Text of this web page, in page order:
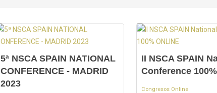
5ª NSCA SPAIN NATIONAL
CONFERENCE - MADRID
2023
II NSCA SPAIN
Conference
Congresos Online